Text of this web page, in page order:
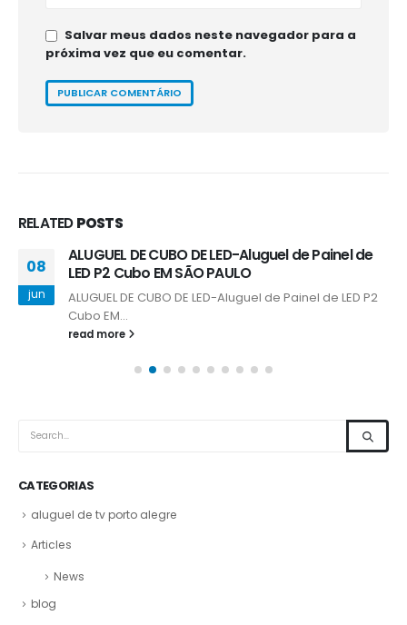
Salvar meus dados neste navegador para a
próxima vez que eu comentar.
RELATEDPOSTS
08
jun
ALUGUEL DE CUBO DE LED-Aluguel de Painel de
LED P2 Cubo EM SÃO PAULO
ALUGUEL DE CUBO DE LED-Aluguel de Painel de LED P2
Cubo EM...
read more
CATEGORIAS
aluguel de tv porto alegre
Articles
News
blog